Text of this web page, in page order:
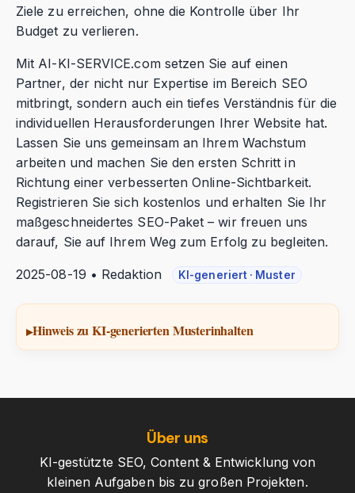
Ziele zu erreichen, ohne die Kontrolle über Ihr
Budget zu verlieren.
Mit AI-KI-SERVICE.com setzen Sie auf einen
Partner, der nicht nur Expertise im Bereich SEO
mitbringt, sondern auch ein tiefes Verständnis für die
individuellen Herausforderungen Ihrer Website hat.
Lassen Sie uns gemeinsam an Ihrem Wachstum
arbeiten und machen Sie den ersten Schritt in
Richtung einer verbesserten Online-Sichtbarkeit.
Registrieren Sie sich kostenlos und erhalten Sie Ihr
maßgeschneidertes SEO-Paket – wir freuen uns
darauf, Sie auf Ihrem Weg zum Erfolg zu begleiten.
2025-08-19 • Redaktion KI-generiert · Muster
Hinweis zu KI-generierten Musterinhalten
Über uns
KI-gestützte SEO, Content & Entwicklung von
kleinen Aufgaben bis zu großen Projekten.